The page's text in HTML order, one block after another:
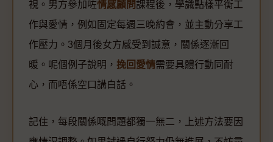
視。男方參加咗情感顧問課程後，學識點樣平衡工
作與愛情，例如固定每週三晚約會，並主動分享工
作壓力。3個月後女方感受到誠意，關係逐漸回
暖。呢個例子說明， 挽回愛情需要具體行動同耐
心，而唔係空口講白話。
記住，每段關係嘅問題都獨一無二，上述方法要因